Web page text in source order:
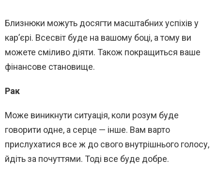
Близнюки можуть досягти масштабних успіхів у
кар’єрі. Всесвіт буде на вашому боці, а тому ви
можете сміливо діяти. Також покращиться ваше
фінансове становище.
Рак
Може виникнути ситуація, коли розум буде
говорити одне, а серце — інше. Вам варто
прислухатися все ж до свого внутрішнього голосу,
йдіть за почуттями. Тоді все буде добре.